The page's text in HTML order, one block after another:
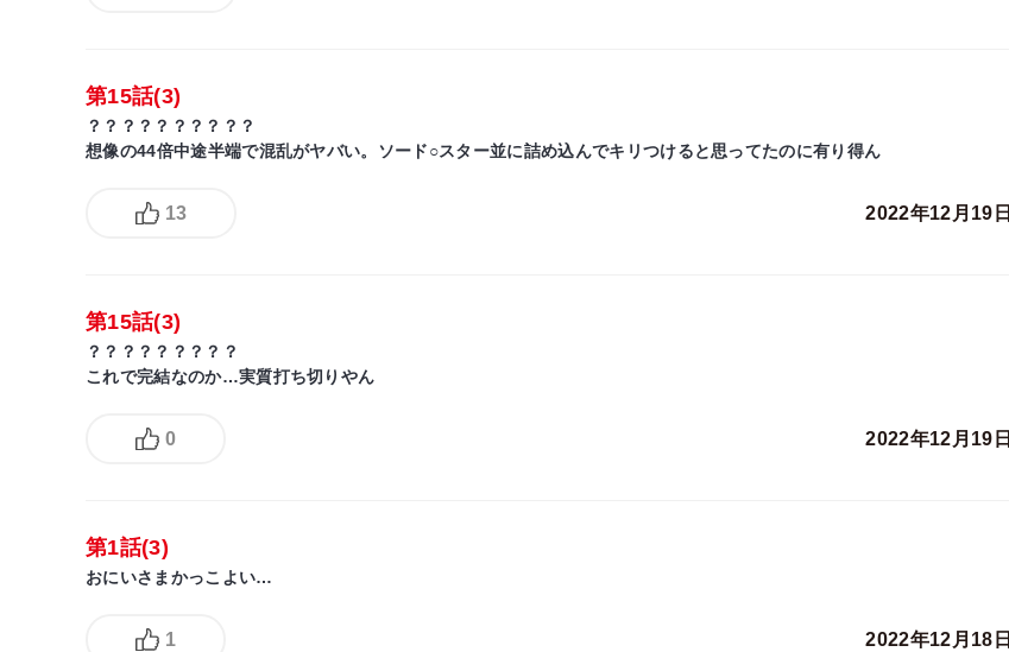
第15話(3)
？？？？？？？？？？
想像の44倍中途半端で混乱がヤバい。ソード○スター並に詰め込んでキリつけると思ってたのに有り得ん
13 2022年12月19日
第15話(3)
？？？？？？？？？
これで完結なのか…実質打ち切りやん
0 2022年12月19日
第1話(3)
おにいさまかっこよい…
1 2022年12月18日